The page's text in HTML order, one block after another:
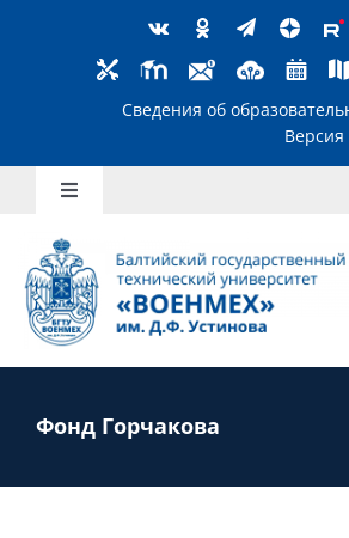
Сведения об
Toggle
Школьникам
Абитуриентам
Преподавателям
Фонд Горчакова